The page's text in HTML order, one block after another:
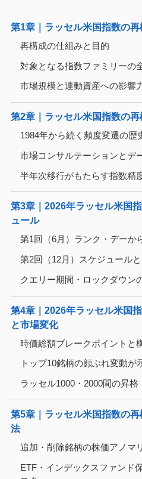
第1章｜ラッセル米国指数の
再構成の仕組みと目的
対象となる指数ファミリーの
市場規模と連動資産への影響
第2章｜ラッセル米国指数の
1984年から続く頻度変遷の歴
市場コンサルテーションとデ
半年次移行がもたらす指数精
第3章｜2026年ラッセル米国
ュール
第1回（6月）ランク・デーか
第2回（12月）スケジュール
クエリー期間・ロックダウン
第4章｜2026年ラッセル米国
と市場変化
時価総額ブレークポイントと
トップ10銘柄の顔ぶれ変動が
ラッセル1000・2000間の昇格
第5章｜ラッセル米国指数の
法
追加・削除銘柄の株価アノマ
ETF・インデックスファンド